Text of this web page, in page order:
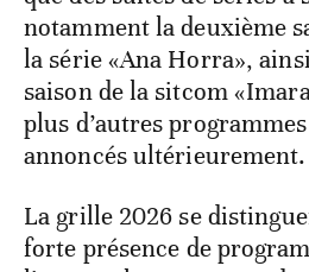
notamment la deuxième
la série «Ana Horra»,
saison de la sitcom
plus d’autres
annoncés ultérieurement.
La grille 2026 se
forte présence de